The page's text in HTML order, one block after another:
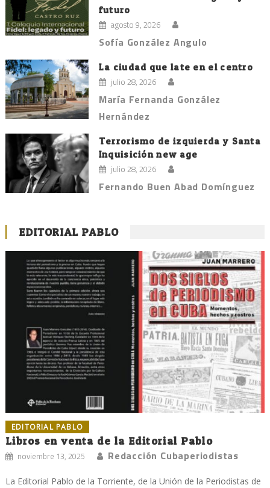
futuro
agosto 9, 2026
Sofía González Angulo
La ciudad que late en el centro
julio 28, 2026
María Fernanda González
Hernández
Terrorismo de izquierda y Santa
Inquisición new age
julio 28, 2026
Fernando Buen Abad Domínguez
EDITORIAL PABLO
EDITORIAL PABLO
Libros en venta de la Editorial Pablo
noviembre 13, 2025 Redacción Cubaperiodistas
La Editorial Pablo de la Torriente, de la Unión de la Periodistas de